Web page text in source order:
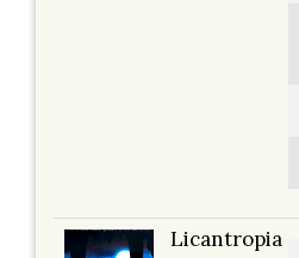
Licantropia